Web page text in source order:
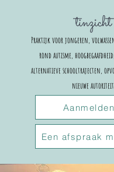
Praktijk voor jongeren,
rond autisme,
alternatieve schooltrajecten,
nieuwe autoriteit
Aanmelden
Een afspraak